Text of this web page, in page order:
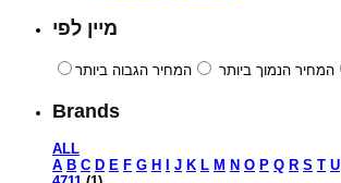
מיין לפי
המחיר הנמוך ביותר המחיר הגבוה ביותר
Brands
ALL
A B C D E F G H J K L M N O P Q R S T U